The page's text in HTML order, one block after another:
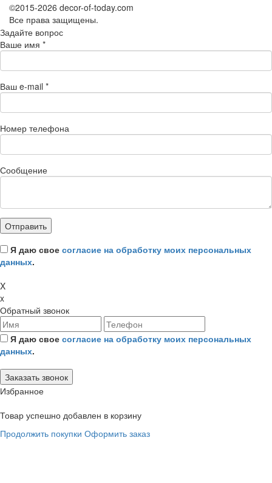
©2015-2026 decor-of-today.com
Все права защищены.
Задайте вопрос
Ваше имя *
Ваш e-mail *
Номер телефона
Сообщение
Я даю свое согласие на обработку моих персональных
данных.
X
x
Обратный звонок
Я даю свое согласие на обработку моих персональных
данных.
Избранное
Товар успешно добавлен в корзину
Продолжить покупки Оформить заказ